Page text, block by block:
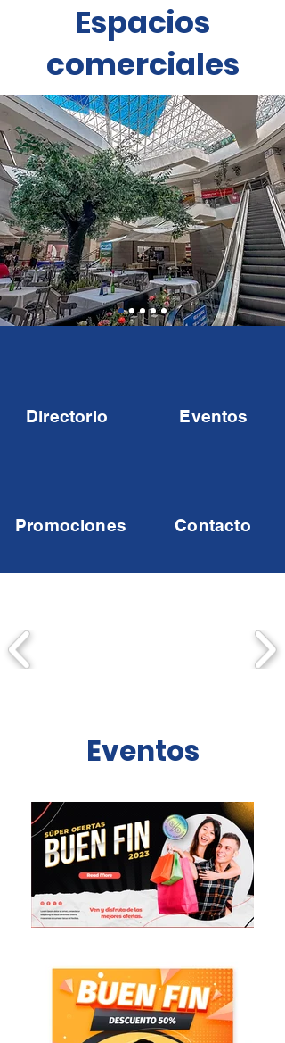
Espacios
comerciales
Directorio
Promociones
Eventos
Contacto
Eventos